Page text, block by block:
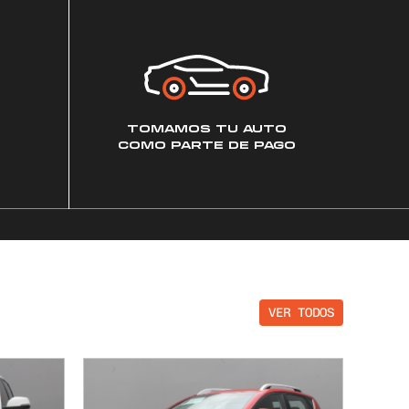
TOMAMOS TU AUTO
COMO PARTE DE PAGO
VER TODOS